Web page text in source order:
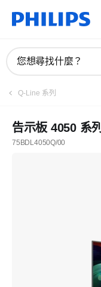
您想尋找什麼？
Q-Line 系列
告示板 4050 系列
75BDL4050Q/00